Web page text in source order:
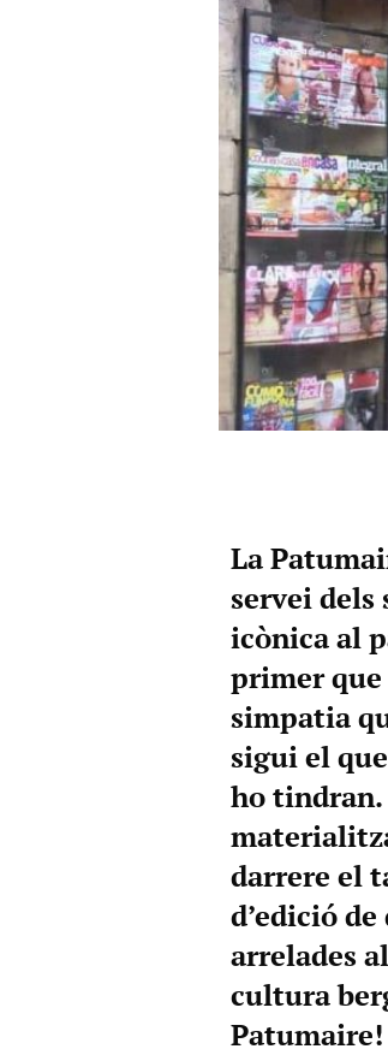
La
servei dels
icònica al
primer
simpatia
sigui el
ho tindran.
darrere el
d’edició
arrelades
cultura
Patumaire!